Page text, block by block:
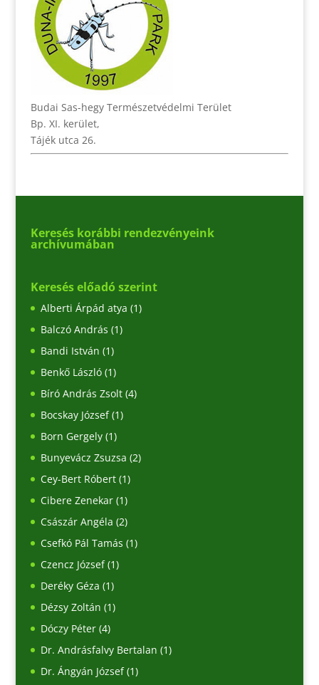
Budai Sas-hegy Természetvédelmi Terület
Bp. XI. kerület,
Tájék utca 26.
Keresés korábbi rendezvényeink
archívumában
Keresés előadó szerint
Alberti Árpád atya (1)
Balczó András (1)
Bandi István (1)
Benkő László(1)
Bíró András Zsolt(4)
Bocskay József(1)
Born Gergely(1)
Bunyevácz Zsuzsa (2)
Cey-Bert Róbert(1)
Cibere Zenekar(1)
Császár Angéla (2)
Csefkó Pál Tamás (1)
Czencz József(1)
Deréky Géza (1)
Dézsy Zoltán (1)
Dóczy Péter(4)
Dr. Andrásfalvy Bertalan (1)
Dr. Ángyán József(1)